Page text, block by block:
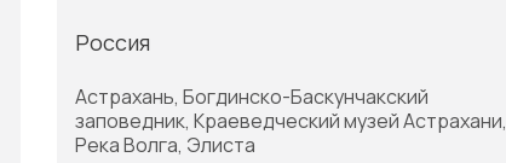
Россия
Астрахань, Богдинско-Баскунчакский
заповедник, Краеведческий музей Астрахани,
Река Волга, Элиста